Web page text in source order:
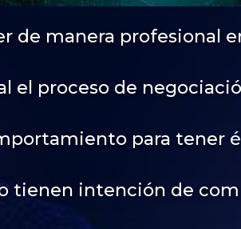
de manera profesional
el proceso de
para tener
tienen intención de